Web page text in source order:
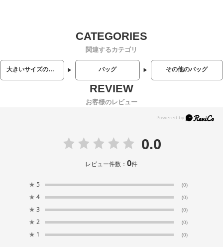
関連するカテゴリ
大きいサイズのメンズ服 バッグ その他のバッグ
お客様のレビュー
0.0
レビュー件数：0件
★ 5 (0)
★ 4 (0)
★ 3 (0)
★ 2 (0)
★ 1 (0)